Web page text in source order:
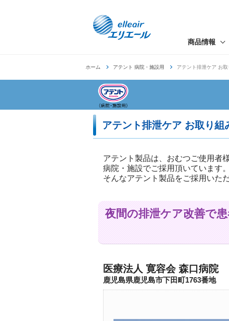
商品情報
ホーム アテント 病院・施設用 アテント排泄ケア お
アテント排泄ケア お取り組
アテント製品は、おむつご使用者
病院・施設でご採用頂いています。
そんなアテント製品をご採用いた
夜間の排泄ケア改善で
医療法人 寛容会 森口病院
鹿児島県鹿児島市下田町1763番地